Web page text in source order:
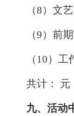
（8）文
（9）前
（10）
共计： 元
九、活动